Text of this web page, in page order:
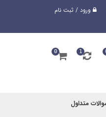
ورود / ثبت نام
1
0
متداول